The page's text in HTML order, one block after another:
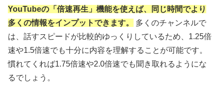
YouTubeの「倍速再生」機能を使えば、同じ時間でより
多くの情報をインプットできます。
多くのチャンネルで
は、話すスピードが比較的ゆっくりしているため、1.25倍
速や1.5倍速でも十分に内容を理解することが可能です。
慣れてくれば1.75倍速や2.0倍速でも聞き取れるようにな
るでしょう。